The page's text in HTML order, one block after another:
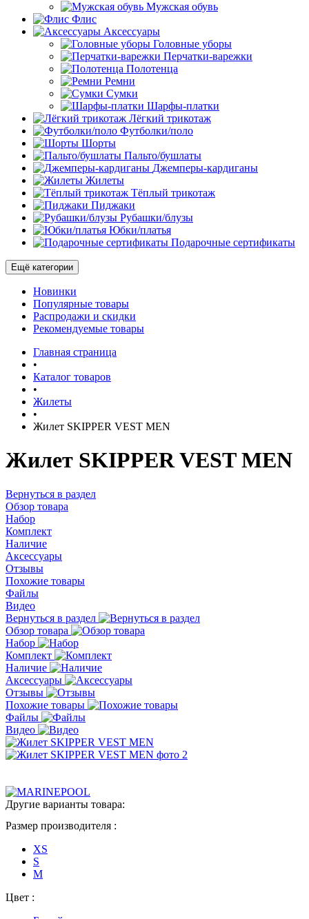
Мужская обувь
Флис
Аксессуары
Головные уборы
Перчатки-варежки
Полотенца
Ремни
Сумки
Шарфы-платки
Лёгкий трикотаж
Футболки/поло
Шорты
Пальто/бушлаты
Джемперы-кардиганы
Жилеты
Тёплый трикотаж
Пиджаки
Рубашки/блузы
Юбки/платья
Подарочные сертификаты
Ещё категории
Новинки
Популярные товары
Распродажи и скидки
Рекомендуемые товары
Главная страница
•
Каталог товаров
•
Жилеты
•
Жилет SKIPPER VEST MEN
Жилет SKIPPER VEST MEN
Вернуться в раздел
Обзор товара
Набор
Комплект
Наличие
Аксессуары
Отзывы
Похожие товары
Файлы
Видео
Вернуться в раздел
Обзор товара
Набор
Комплект
Наличие
Аксессуары
Отзывы
Похожие товары
Файлы
Видео
Другие варианты товара:
Размер производителя :
XS
S
M
Цвет :